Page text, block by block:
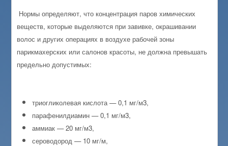
Нормы определяют, что концентрация паров химических
веществ, которые выделяются при завивке, окрашивании
волос и других операциях в воздухе рабочей зоны
парикмахерских или салонов красоты, не должна превышать
предельно допустимых:
триогликолевая кислота — 0,1 мг/м3,
парафенилдиамин — 0,1 мг/м3,
аммиак — 20 мг/м3,
сероводород — 10 мг/м,